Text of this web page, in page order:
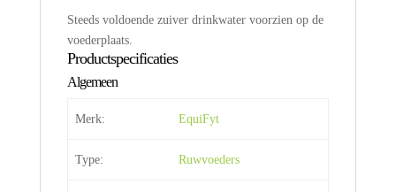
Steeds voldoende zuiver drinkwater voorzien op de
voederplaats.
Productspecificaties
Algemeen
Merk: EquiFyt
Type: Ruwvoeders